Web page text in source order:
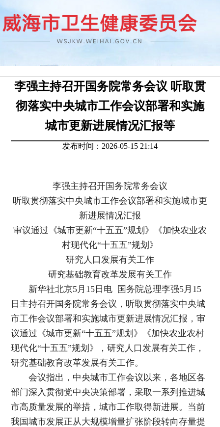
李强主持召开国务院常务会议 听取贯
彻落实中央城市工作会议部署和实施
城市更新进展情况汇报等
发布时间：2026-05-15 21:14
李强主持召开国务院常务会议
听取贯彻落实中央城市工作会议部署和实施城市更
新进展情况汇报
审议通过《城市更新“十五五”规划》《加快农业农
村现代化“十五五”规划》
研究人口发展有关工作
研究基础教育改革发展有关工作
新华社北京5月15日电 国务院总理李强5月15
日主持召开国务院常务会议，听取贯彻落实中央城
市工作会议部署和实施城市更新进展情况汇报，审
议通过《城市更新“十五五”规划》《加快农业农村
现代化“十五五”规划》，研究人口发展有关工作，
研究基础教育改革发展有关工作。
会议指出，中央城市工作会议以来，各地区各
部门深入贯彻党中央决策部署，采取一系列推进城
市高质量发展的举措，城市工作取得新进展。当前
我国城市发展正从大规模增量扩张阶段转向存量提